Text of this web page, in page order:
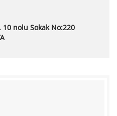
nolu Sokak No:220